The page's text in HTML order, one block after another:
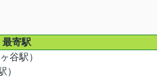
最寄駅
谷駅）
）